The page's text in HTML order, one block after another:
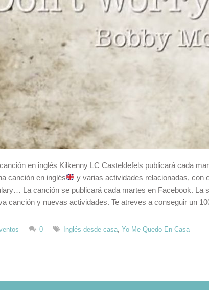
en inglés Kilkenny LC Casteldefels publicará cada
canción en inglés
y varias actividades relacionadas, con
La canción se publicará cada martes en Facebook.
canción y nuevas actividades. Te atreves a conseguir un
0 Inglés desde casa Yo Me Quedo En Casa